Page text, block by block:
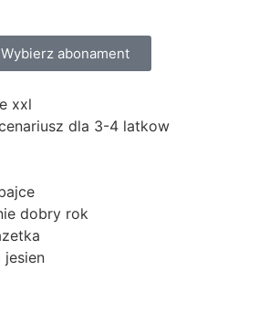
Wybierz abonament